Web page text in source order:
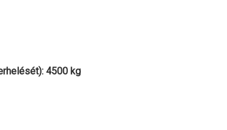
4500 kg